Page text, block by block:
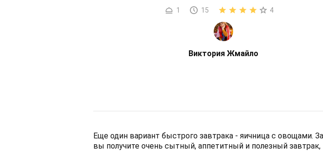
1 15 4
Виктория Жмайло
Еще один вариант быстрого завтрака - яичница с овощами.
вы получите очень сытный, аппетитный и полезный